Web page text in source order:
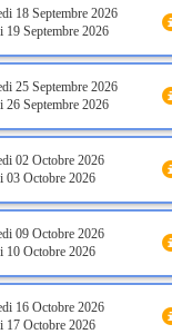
18 Septembre 2026
19 Septembre 2026
25 Septembre 2026
26 Septembre 2026
02 Octobre 2026
03 Octobre 2026
09 Octobre 2026
10 Octobre 2026
16 Octobre 2026
17 Octobre 2026